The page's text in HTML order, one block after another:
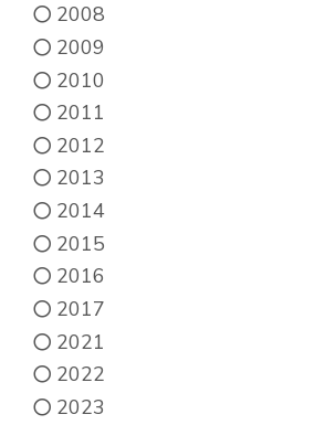
2008
2009
2010
2011
2012
2013
2014
2015
2016
2017
2021
2022
2023